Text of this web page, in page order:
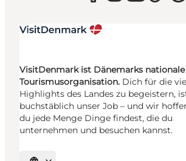
VisitDenmark ist Dänemarks nationale
Tourismusorganisation. Dich für die
Highlights des Landes zu begeistern,
buchstäblich unser Job – und wir
du jede Menge Dinge findest, die du
unternehmen und besuchen kannst.